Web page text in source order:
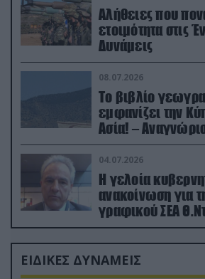
Αλήθειες που
ετοιμότητα στις
Δυνάμεις
08.07.2026
Το βιβλίο
εμφανίζει την
Ασία! –
κατεχόμενα;
04.07.2026
Η γελοία
ανακοίνωση για
γραφικού ΣΕΑ
Ρώσους φαρσέρ
ΕΙΔΙΚΕΣ ΔΥΝΑΜΕΙΣ